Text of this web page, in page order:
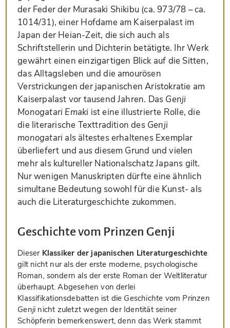
der Feder der Murasaki Shikibu (ca. 973/78 – ca.
1014/31), einer Hofdame am Kaiserpalast im
Japan der Heian-Zeit, die sich auch als
Schriftstellerin und Dichterin betätigte. Ihr Werk
gewährt einen einzigartigen Blick auf die Sitten,
das Alltagsleben und die amourösen
Verstrickungen der japanischen Aristokratie am
Kaiserpalast vor tausend Jahren. Das Genji
Monogatari Emaki ist eine illustrierte Rolle, die
die literarische Texttradition des Genji
monogatari als ältestes erhaltenes Exemplar
überliefert und aus diesem Grund und vielen
mehr als kultureller Nationalschatz Japans gilt.
Nur wenigen Manuskripten dürfte eine ähnlich
simultane Bedeutung sowohl für die Kunst- als
auch die Literaturgeschichte zukommen.
Geschichte vom Prinzen Genji
Dieser Klassiker der japanischen Literaturgeschichte
gilt nicht nur als der erste moderne, psychologische
Roman, sondern als der erste Roman der Weltliteratur
überhaupt. Abgesehen von derlei
Klassifikationsdebatten ist die Geschichte vom Prinzen
Genji nicht zuletzt wegen der Identität seiner
Schöpferin bemerkenswert, denn das Werk stammt